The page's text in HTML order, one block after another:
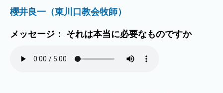
櫻井良一（東川口教会牧師）
メッセージ： それは本当に必要なものですか